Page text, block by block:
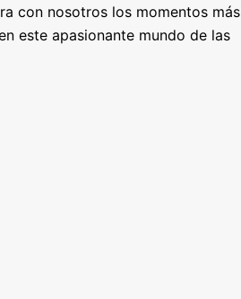
con nosotros los momentos más
este apasionante mundo de las